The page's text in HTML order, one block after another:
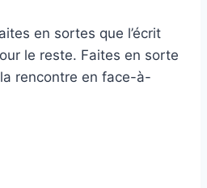
en sortes que l’écrit
le reste. Faites en sorte
rencontre en face-à-